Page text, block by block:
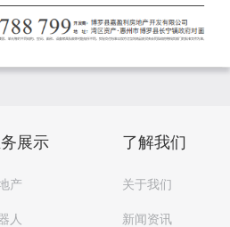
产
人
展示
关于我们
新闻资讯
了解我们